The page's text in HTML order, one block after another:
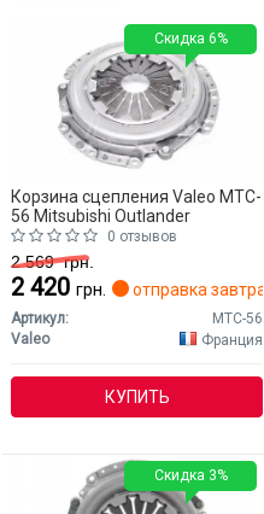
Корзина сцепления Valeo MTC-
56 Mitsubishi Outlander
0 отзывов
2 569грн.
2 420 грн. отправка завтра
Артикул:
MTC-56
Valeo
Франция
КУПИТЬ
Скидка 6%
Скидка 3%